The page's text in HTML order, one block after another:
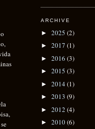
ARCHIVE
► 2025 (2)
► 2017 (1)
► 2016 (3)
► 2015 (3)
► 2014(1)
► 2013 (9)
► 2012 (4)
► 2010(6)